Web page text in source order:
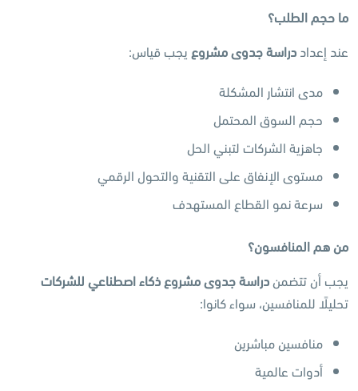
ما حجم الطلب؟
عند إعداد دراسة جدوى مشروع يجب قياس:
مدى انتشار المشكلة
حجم السوق المحتمل
جاهزية الشركات لتبني الحل
مستوى الإنفاق على التقنية والتحول الرقمي
سرعة نمو القطاع المستهدف
من هم المنافسون؟
يجب أن تتضمن دراسة جدوى مشروع ذكاء اصطناعي للشركات
تحليلًا للمنافسين، سواء كانوا:
منافسين مباشرين
أدوات عالمية